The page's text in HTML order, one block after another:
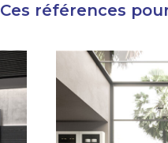
Ces références